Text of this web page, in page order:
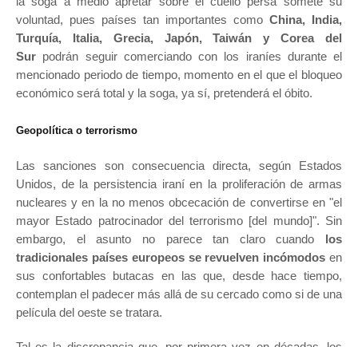
voluntad, pues países tan importantes como China, India,
Turquía, Italia, Grecia, Japón, Taiwán y Corea del
Sur podrán seguir comerciando con los iraníes durante el
mencionado periodo de tiempo, momento en el que el bloqueo
económico será total y la soga, ya sí, pretenderá el óbito.
Geopolítica o terrorismo
Las sanciones son consecuencia directa, según Estados
Unidos, de la persistencia iraní en la proliferación de armas
nucleares y en la no menos obcecación de convertirse en "el
mayor Estado patrocinador del terrorismo [del mundo]". Sin
embargo, el asunto no parece tan claro cuando los
tradicionales países europeos se revuelven incómodos en
sus confortables butacas en las que, desde hace tiempo,
contemplan el padecer más allá de su cercado como si de una
película del oeste se tratara.